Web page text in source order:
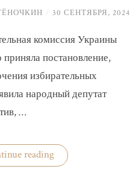
/ 30 СЕНТЯБРЯ, 2024
комиссия Украины
постановление,
избирательных
народный депутат
…
reading«ЦИК
готовится